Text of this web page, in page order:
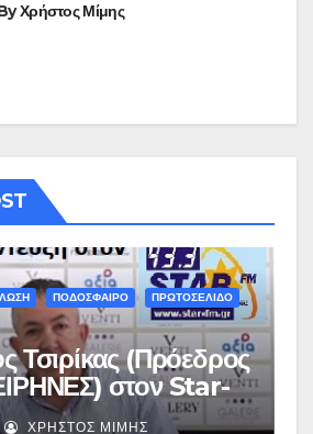
Χρήστος Μίμης
ΠΟΔΟΣΦΑΙΡΟ ΠΡΩΤΟΣΕΛΙΔΟ
Τσιρίκας (Πρόεδρος
στον Star-
όνειρο έγινε
ΧΡΉΣΤΟΣ ΜΊΜΗΣ